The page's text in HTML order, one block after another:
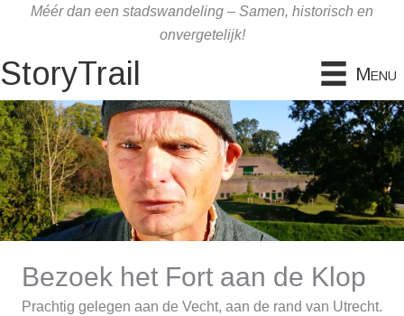
inhoud
Méér dan een stadswandeling – Samen, historisch en
onvergetelijk!
StoryTrail Menu
Bezoek het Fort aan de Klop
Prachtig gelegen aan de Vecht, aan de rand van Utrecht.